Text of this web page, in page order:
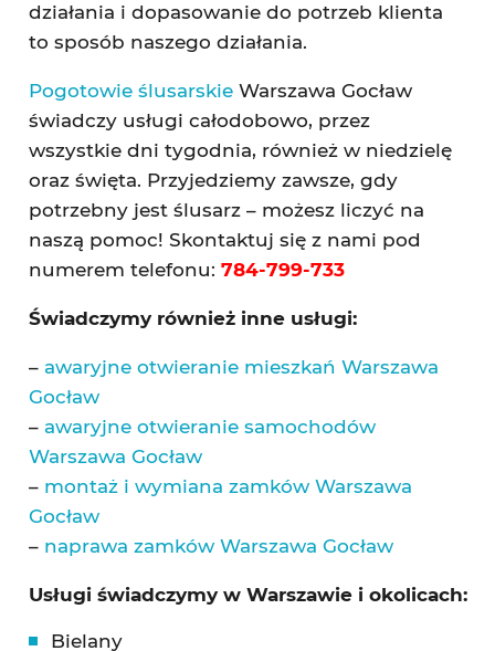
działania i dopasowanie do potrzeb klienta
to sposób naszego działania.
Pogotowie ślusarskieWarszawa Gocław
świadczy usługi całodobowo, przez
wszystkie dni tygodnia, również w niedzielę
oraz święta. Przyjedziemy zawsze, gdy
potrzebny jest ślusarz – możesz liczyć na
naszą pomoc! Skontaktuj się z nami pod
numerem telefonu: 784-799-733
Świadczymy również inne usługi:
– awaryjne otwieranie mieszkań Warszawa
Gocław
– awaryjne otwieranie samochodów
Warszawa Gocław
– montaż i wymiana zamków Warszawa
Gocław
– naprawa zamków Warszawa Gocław
Usługi świadczymy w Warszawie i okolicach:
Bielany